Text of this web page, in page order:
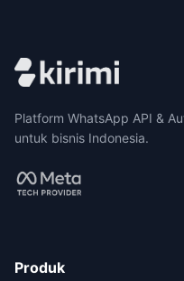
Platform WhatsApp API &
untuk bisnis Indonesia.
Produk